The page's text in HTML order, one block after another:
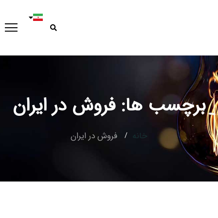
Type and hit enter
برچسب ها: فروش در ایران
خانه فروش در ایران